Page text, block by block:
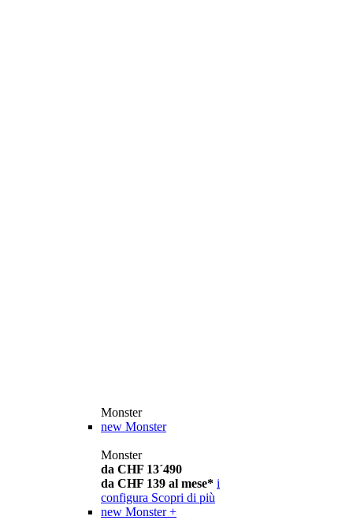
Monster
new Monster
Monster
da CHF 13´490
da CHF 139 al mese* i
configura Scopri di più
new Monster +